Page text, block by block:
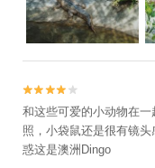


和这些可爱的小动物在
照，小袋鼠还是很有镜
惑这是澳洲Dingo